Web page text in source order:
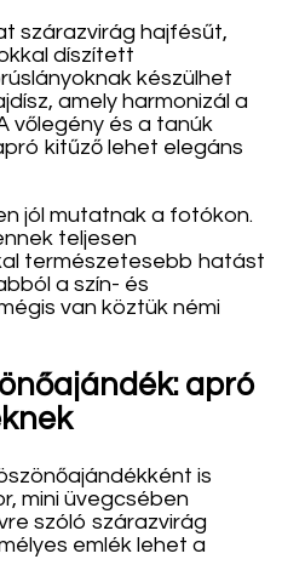
szárazvirág hajfésűt,
díszített
készülhet
amely harmonizál a
vőlegény és a tanúk
kitűző lehet elegáns
jól mutatnak a fotókon.
teljesen
természetesebb hatást
a szín- és
van köztük némi
apró
is
mini üvegcsében
szóló szárazvirág
emlék lehet a